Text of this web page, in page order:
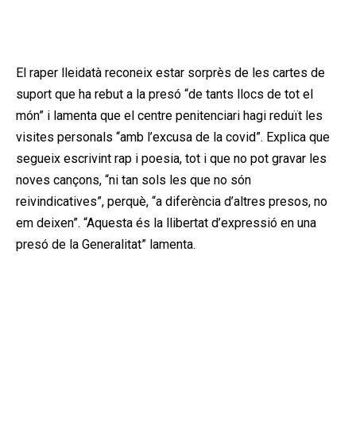
El raper lleidatà reconeix estar sorprès de les cartes de
suport que ha rebut a la presó “de tants llocs de tot el
món” i lamenta que el centre penitenciari hagi reduït les
visites personals “amb l’excusa de la covid”. Explica que
segueix escrivint rap i poesia, tot i que no pot gravar les
noves cançons, “ni tan sols les que no són
reivindicatives”, perquè, “a diferència d’altres presos, no
em deixen”. “Aquesta és la llibertat d’expressió en una
presó de la Generalitat” lamenta.